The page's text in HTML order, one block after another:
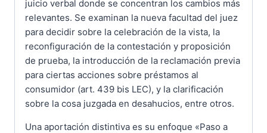
juicio verbal donde se concentran los cambios más
relevantes. Se examinan la nueva facultad del juez
para decidir sobre la celebración de la vista, la
reconfiguración de la contestación y proposición
de prueba, la introducción de la reclamación previa
para ciertas acciones sobre préstamos al
consumidor (art. 439 bis LEC), y la clarificación
sobre la cosa juzgada en desahucios, entre otros.
Una aportación distintiva es su enfoque «Paso a